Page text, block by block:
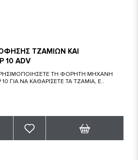
ΤΖΑΜΙΩΝ ΚΑΙ
10 ADV
ΤΗ ΦΟΡΗΤΗ ΜΗΧΑΝΗ
ΓΙΑ ΝΑ ΚΑΘΑΡΙΣΕΤΕ ΤΑ ΤΖΑΜΙΑ, Ε..